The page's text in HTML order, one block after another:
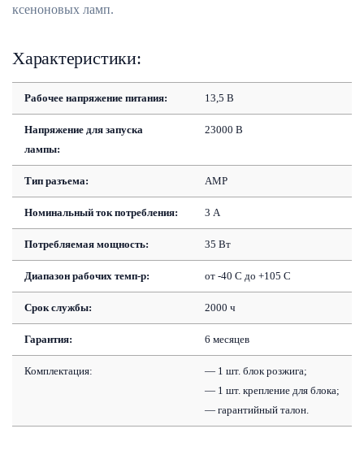
ксеноновых ламп.
Характеристики:
Рабочее напряжение питания: 13,5 В
Напряжение для запуска
лампы:
23000 В
Тип разъема: AMP
Номинальный ток потребления: 3 А
Потребляемая мощность: 35 Вт
Диапазон рабочих темп-р: от -40 С до +105 С
Срок службы: 2000 ч
Гарантия: 6 месяцев
Комплектация:
— 1 шт. блок розжига;
— 1 шт. крепление для блока;
— гарантийный талон.